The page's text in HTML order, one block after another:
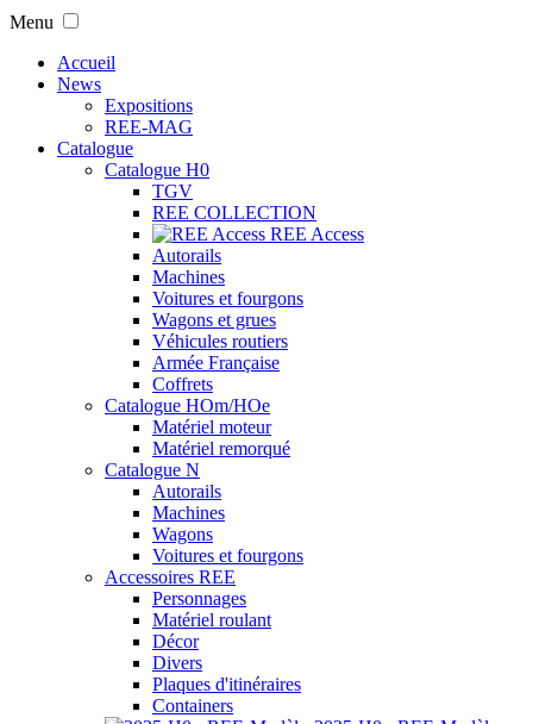
Menu
Accueil
News
Expositions
REE-MAG
Catalogue
Catalogue H0
TGV
REE COLLECTION
REE Access
Autorails
Machines
Voitures et fourgons
Wagons et grues
Véhicules routiers
Armée Française
Coffrets
Catalogue HOm/HOe
Matériel moteur
Matériel remorqué
Catalogue N
Autorails
Machines
Wagons
Voitures et fourgons
Accessoires REE
Personnages
Matériel roulant
Décor
Divers
Plaques d'itinéraires
Containers